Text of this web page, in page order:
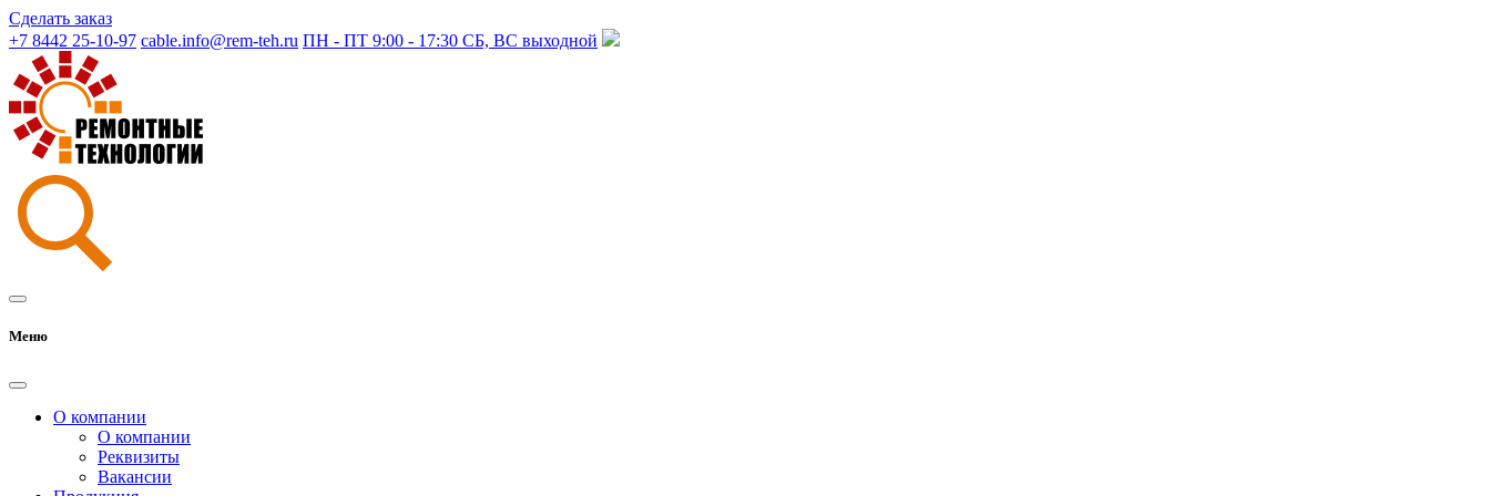
Сделать заказ
+7 8442 25-10-97 cable.info@rem-teh.ru ПН - ПТ 9:00 - 17:30 СБ, ВС выходной
Меню
О компании
О компании
Реквизиты
Вакансии